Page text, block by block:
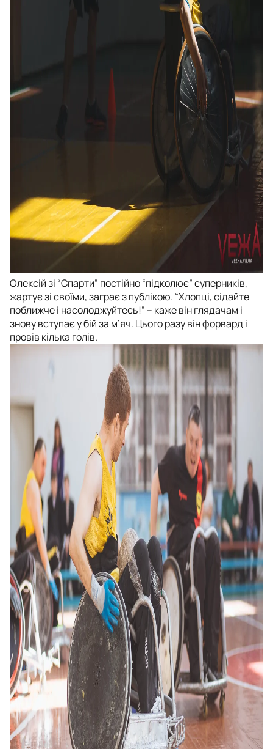
Олексій зі “Спарти” постійно “підколює” суперників,
жартує зі своїми, заграє з публікою. “Хлопці, сідайте
поближче і насолоджуйтесь!” – каже він глядачам і
знову вступає у бій за м’яч. Цього разу він форвард і
провів кілька голів.